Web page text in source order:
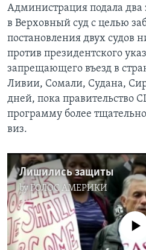
Администрация подала
в Верховный суд с целью
постановления двух судов
против президентского
запрещающего въезд в
Ливии, Сомали, Судана,
дней, пока правительство
программу более
виз.
Лишились защиты
byГОЛОС АМЕРИКИ
No media source